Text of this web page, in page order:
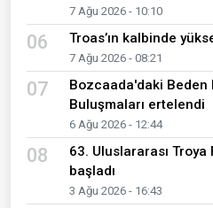
7 Ağu 2026 - 10:10
06 Troas’ın kalbinde
7 Ağu 2026 - 08:21
07
Bozcaada'daki Beden
Buluşmaları ertelendi
6 Ağu 2026 - 12:44
08
63. Uluslararası
başladı
3 Ağu 2026 - 16:43